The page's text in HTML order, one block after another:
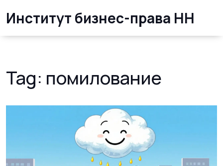
Институт бизнес-права НН
Tag: помилование